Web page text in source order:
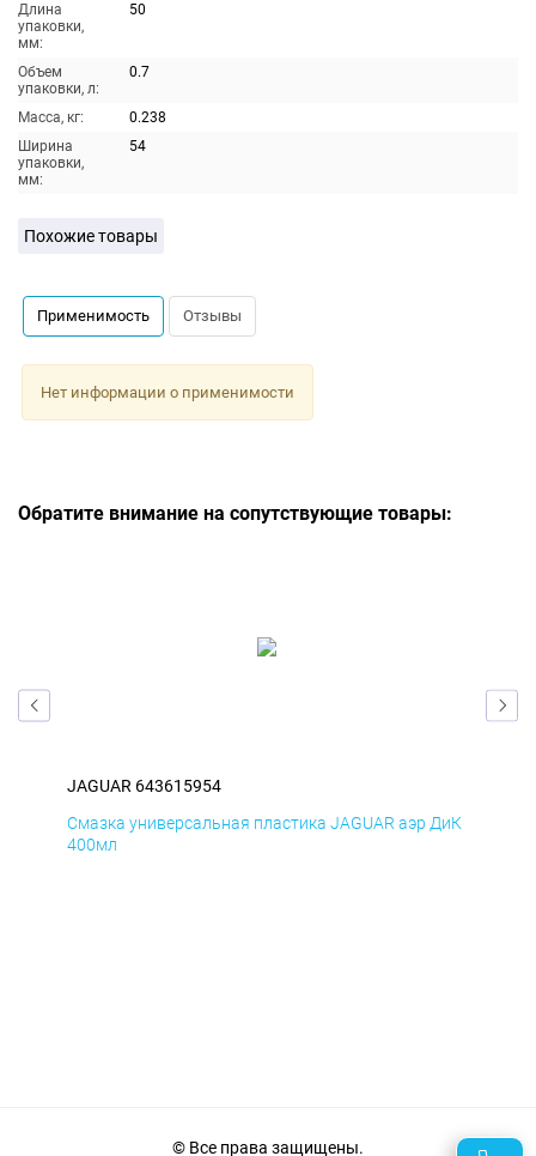
Длина
упаковки,
мм:
50
Объем
упаковки, л:
0.7
Масса, кг:
0.238
Ширина
упаковки,
мм:
54
Похожие товары
Применимость Отзывы
Нет информации о применимости
Обратите внимание на сопутствующие товары:
JAGUAR 643615954
Смазка универсальная пластика JAGUAR аэр ДиК
400мл
© Все права защищены.